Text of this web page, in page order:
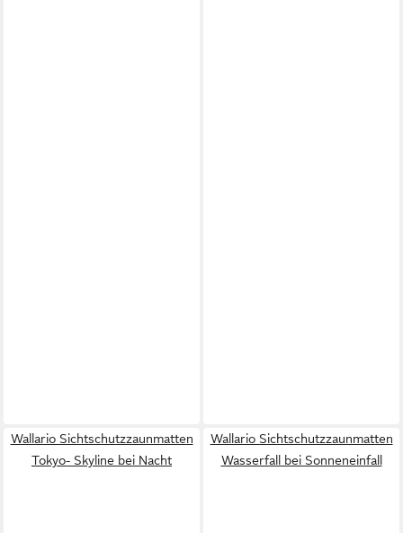
Wallario Sichtschutzzaunmatten
Tokyo- Skyline bei Nacht
Wallario Sichtschutzzaunmatten
Wasserfall bei Sonneneinfall